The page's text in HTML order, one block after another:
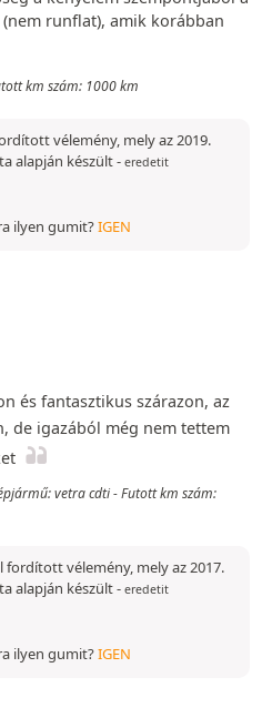
runflat), amik korábban
km szám: 1000 km
vélemény, mely az 2019.
alapján készült- eredetit
ilyen gumit?IGEN
és fantasztikus szárazon, az
de igazából még nem tettem
vetra cdti - Futott km szám:
fordított vélemény, mely az 2017.
alapján készült- eredetit
ilyen gumit?IGEN